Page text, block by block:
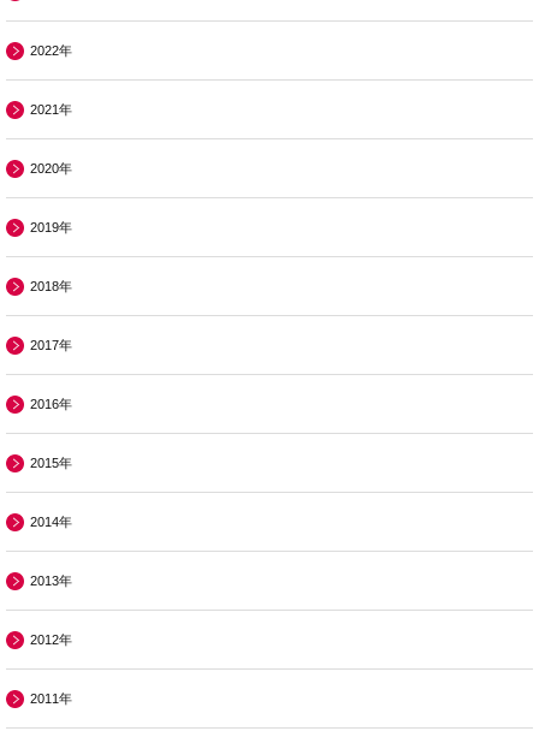
2022年
2021年
2020年
2019年
2018年
2017年
2016年
2015年
2014年
2013年
2012年
2011年